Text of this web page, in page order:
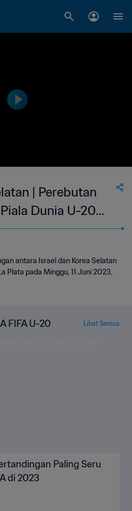
| Perebutan
Dunia U-20
Pertandingan
antara Israel dan Korea Selatan
Plata pada Minggu, 11 Juni 2023,
FIFA U-20 Lihat Semua
Paling Seru
di 2023